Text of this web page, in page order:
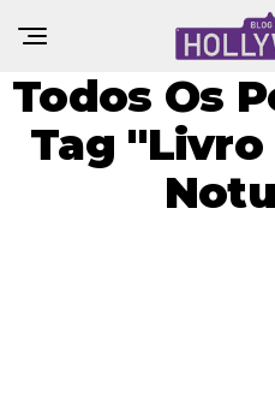
Todos Os
Tag "Livro